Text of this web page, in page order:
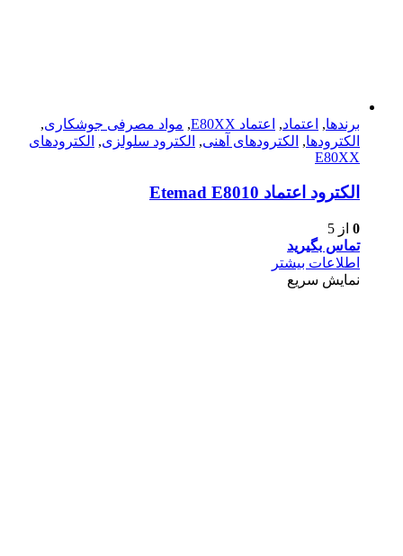
برندها, اعتماد, اعتماد E80XX , مواد مصرفی جوشکاری,
الکترودها, الکترود‌های آهنی, الکترود سلولزی, الکترود‌های
E80XX
الكترود اعتماد Etemad E8010
0 از 5
تماس بگیرید
اطلاعات بیشتر
نمایش سریع